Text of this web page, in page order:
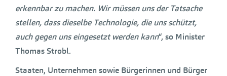
erkennbar zu machen. Wir müssen uns der Tatsache
stellen, dass dieselbe Technologie, die uns schützt,
auch gegen uns eingesetzt werden kann“, so Minister
Thomas Strobl.
Staaten, Unternehmen sowie Bürgerinnen und Bürger